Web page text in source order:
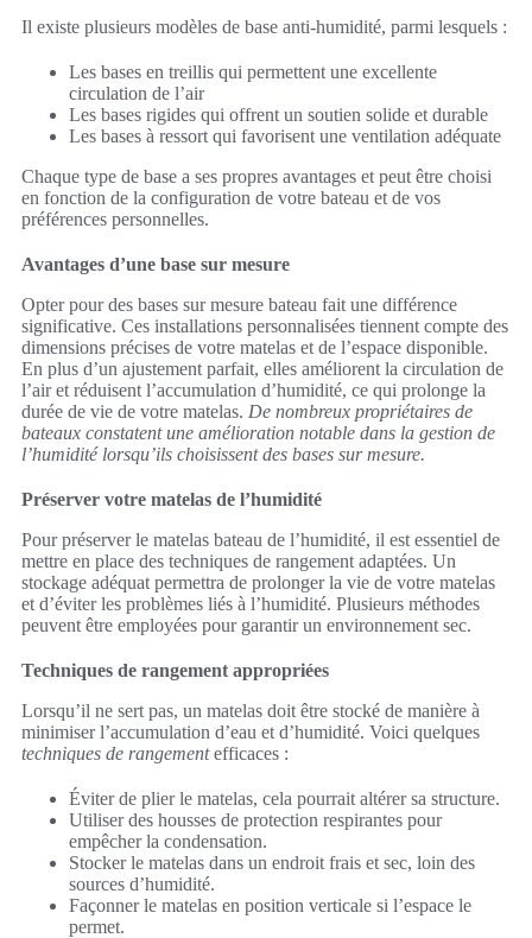
Il existe plusieurs modèles de base anti-humidité, parmi lesquels :
Les bases en treillis qui permettent une excellente
circulation de l’air
Les bases rigides qui offrent un soutien solide et durable
Les bases à ressort qui favorisent une ventilation adéquate
Chaque type de base a ses propres avantages et peut être choisi
en fonction de la configuration de votre bateau et de vos
préférences personnelles.
Avantages d’une base sur mesure
Opter pour des bases sur mesure bateau fait une différence
significative. Ces installations personnalisées tiennent compte des
dimensions précises de votre matelas et de l’espace disponible.
En plus d’un ajustement parfait, elles améliorent la circulation de
l’air et réduisent l’accumulation d’humidité, ce qui prolonge la
durée de vie de votre matelas. De nombreux propriétaires de
bateaux constatent une amélioration notable dans la gestion de
l’humidité lorsqu’ils choisissent des bases sur mesure.
Préserver votre matelas de l’humidité
Pour préserver le matelas bateau de l’humidité, il est essentiel de
mettre en place des techniques de rangement adaptées. Un
stockage adéquat permettra de prolonger la vie de votre matelas
et d’éviter les problèmes liés à l’humidité. Plusieurs méthodes
peuvent être employées pour garantir un environnement sec.
Techniques de rangement appropriées
Lorsqu’il ne sert pas, un matelas doit être stocké de manière à
minimiser l’accumulation d’eau et d’humidité. Voici quelques
techniques de rangementefficaces :
Éviter de plier le matelas, cela pourrait altérer sa structure.
Utiliser des housses de protection respirantes pour
empêcher la condensation.
Stocker le matelas dans un endroit frais et sec, loin des
sources d’humidité.
Façonner le matelas en position verticale si l’espace le
permet.